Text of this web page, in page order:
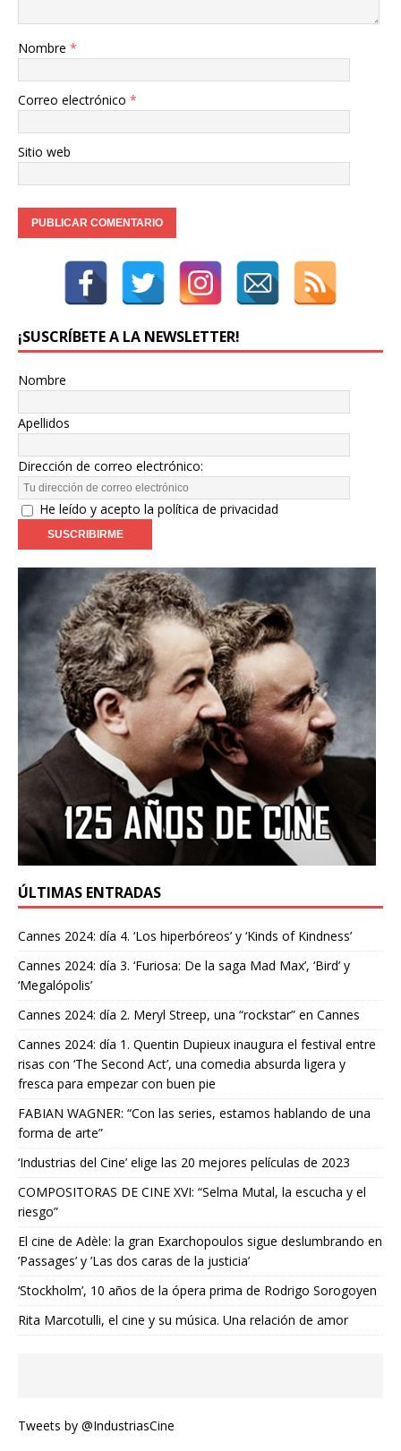
Nombre *
Correo electrónico *
Sitio web
¡SUSCRÍBETE A LA NEWSLETTER!
Nombre
Apellidos
Dirección de correo electrónico:
He leído y acepto la política de privacidad
ÚLTIMAS ENTRADAS
Cannes 2024: día 4. ‘Los hiperbóreos’ y ‘Kinds of Kindness’
Cannes 2024: día 3. ‘Furiosa: De la saga Mad Max’, ‘Bird’ y
‘Megalópolis’
Cannes 2024: día 2. Meryl Streep, una “rockstar” en Cannes
Cannes 2024: día 1. Quentin Dupieux inaugura el festival entre
risas con ‘The Second Act’, una comedia absurda ligera y
fresca para empezar con buen pie
FABIAN WAGNER: “Con las series, estamos hablando de una
forma de arte”
‘Industrias del Cine’ elige las 20 mejores películas de 2023
COMPOSITORAS DE CINE XVI: “Selma Mutal, la escucha y el
riesgo”
El cine de Adèle: la gran Exarchopoulos sigue deslumbrando en
’Passages’ y ’Las dos caras de la justicia’
‘Stockholm’, 10 años de la ópera prima de Rodrigo Sorogoyen
Rita Marcotulli, el cine y su música. Una relación de amor
Tweets by @IndustriasCine